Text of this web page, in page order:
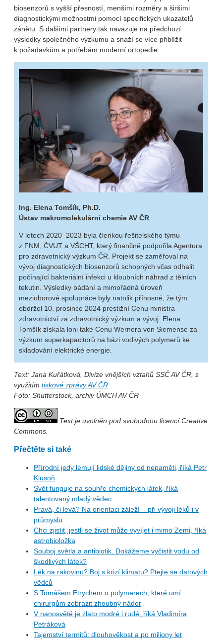
biosenzorů s vyšší přesností, menšími rozměry a širšími
diagnostickými možnostmi pomocí specifických ukazatelů
zánětu. S dalšími partnery tak navazuje na předchozí
výsledky společného výzkumu a snaží se více přiblížit
k požadavkům a potřebám moderní ortopedie.
Ing. Elena Tomšík, Ph.D.
Ústav makromolekulární chemie AV ČR
V letech 2020–2023 byla členkou řešitelského týmu
z FNM, ČVUT a VŠCHT, který finančně podpořila Agentura
pro zdravotnický výzkum ČR. Projekt se zaměřoval na
vývoj diagnostických biosenzorů schopných včas odhalit
počínající bakteriální infekci u kloubních náhrad z tělních
tekutin. Výsledky bádání a mimořádná úroveň
mezioborové spolupráce byly natolik přínosné, že tým
obdržel 10. prosince 2024 prestižní Cenu ministra
zdravotnictví za zdravotnický výzkum a vývoj. Elena
Tomšík získala loni také Cenu Wernera von Siemense za
výzkum superkapacitorů na bázi vodivých polymerů ke
skladování elektrické energie.
Text: Jana Kuřátková, Divize vnějších vztahů SSČ AV ČR, s
využitím tiskové zprávy AV ČR
Foto: Shutterstock, archiv ÚMCH AV ČR
Text je uvolněn pod svobodnou licencí Creative
Commons.
Přečtěte si také
Přírodní jedy lemují lidské dějiny od nepaměti, říká Petr
Klusoň
Svět funguje na souhře chemických látek, říká
talentovaný mladý vědec
Pravá, či levá? Na orientaci záleží – při vývoji léků i v
průmyslu
Chci zjistit, jestli se život může vyvíjet i mimo Zemi, říká
astrobioložka
Souboj světla a antibiotik. Dokážeme vyčistit vodu od
škodlivých látek?
Lék na rakovinu? Boj s krizí klimatu? Ptejte se datových
vědců
S Tomášem Etrychem o polymerech, které umí
chirurgům zobrazit zhoubný nádor
V nanosvětě je zlato modré i rudé, říká Vladimíra
Petráková
Tajemství termitů: dlouhověkost a po miliony let